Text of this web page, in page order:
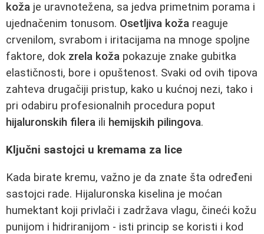
koža je uravnotežena, sa jedva primetnim porama i
ujednačenim tonusom. Osetljiva koža reaguje
crvenilom, svrabom i iritacijama na mnoge spoljne
faktore, dok zrela koža pokazuje znake gubitka
elastičnosti, bore i opuštenost. Svaki od ovih tipova
zahteva drugačiji pristup, kako u kućnoj nezi, tako i
pri odabiru profesionalnih procedura poput
hijaluronskih filera ili hemijskih pilingova.
Ključni sastojci u kremama za lice
Kada birate kremu, važno je da znate šta određeni
sastojci rade. Hijaluronska kiselina je moćan
humektant koji privlači i zadržava vlagu, čineći kožu
punijom i hidriranijom - isti princip se koristi i kod